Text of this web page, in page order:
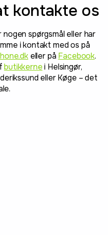
kontakte os
spørgsmål eller har
i kontakt med os på
eller på Facebook.
butikkernei Helsingør,
eller Køge – det